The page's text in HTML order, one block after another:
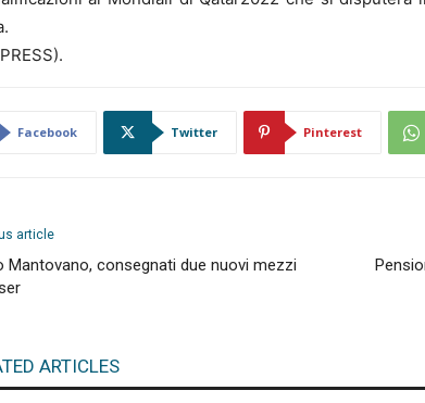
Facebook Twitter Pinterest
article
Mantovano, consegnati due nuovi mezzi
ARTICLES